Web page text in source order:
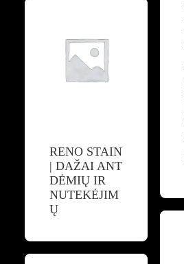
RENO STAIN
| DAŽAI ANT
DĖMIŲ IR
NUTEKĖJIM
Ų